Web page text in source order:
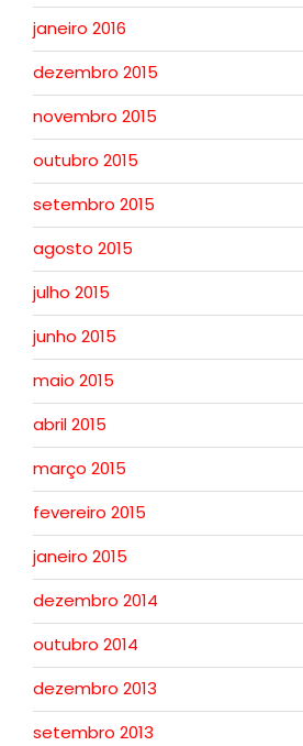
janeiro 2016
dezembro 2015
novembro 2015
outubro 2015
setembro 2015
agosto 2015
julho 2015
junho 2015
maio 2015
abril 2015
março 2015
fevereiro 2015
janeiro 2015
dezembro 2014
outubro 2014
dezembro 2013
setembro 2013